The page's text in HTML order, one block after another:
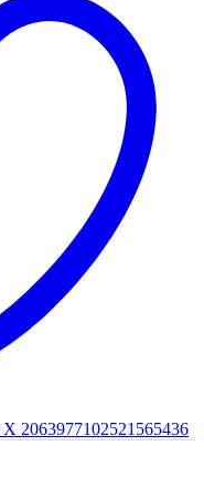
X 2063977102521565436